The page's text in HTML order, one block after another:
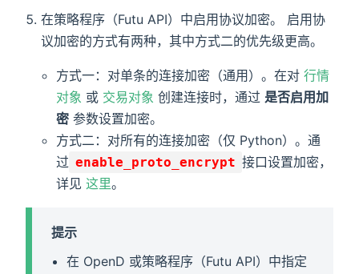
在策略程序（Futu API）中启用协议加密。 启用协
议加密的方式有两种，其中方式二的优先级更高。
方式一：对单条的连接加密（通用）。在对行情
对象 或 交易对象 创建连接时，通过 是否启用加
密 参数设置加密。
方式二：对所有的连接加密（仅 Python）。通
过 enable_proto_encrypt 接口设置加密，
详见这里。
提示
在 OpenD 或策略程序（Futu API）中指定